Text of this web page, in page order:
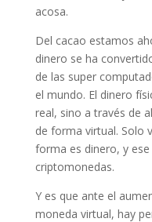
acosa.
Del cacao estamos
dinero se ha
de las super
el mundo. El dinero
real, sino a través de
de forma virtual. Solo
forma es dinero, y
criptomonedas.
Y es que ante el
moneda virtual, hay